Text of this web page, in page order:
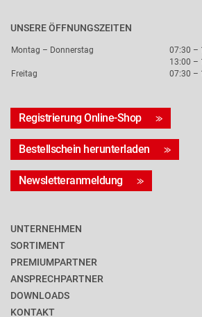
UNSERE ÖFFNUNGSZEITEN
Montag – Donnerstag
07:30 –
13:00 –
Freitag
07:30 –
Registrierung Online-Shop
Bestellschein herunterladen
Newsletteranmeldung
UNTERNEHMEN
SORTIMENT
PREMIUMPARTNER
ANSPRECHPARTNER
DOWNLOADS
KONTAKT